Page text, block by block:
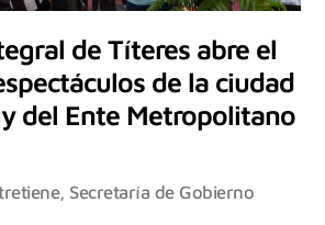
de Títeres abre el
de la ciudad
del Ente Metropolitano
, Secretaría de Gobierno